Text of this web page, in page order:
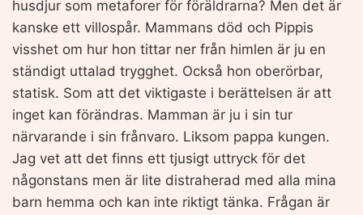
husdjur som metaforer för föräldrarna? Men det är
kanske ett villospår. Mammans död och Pippis
visshet om hur hon tittar ner från himlen är ju en
ständigt uttalad trygghet. Också hon oberörbar,
statisk. Som att det viktigaste i berättelsen är att
inget kan förändras. Mamman är ju i sin tur
närvarande i sin frånvaro. Liksom pappa kungen.
Jag vet att det finns ett tjusigt uttryck för det
någonstans men är lite distraherad med alla mina
barn hemma och kan inte riktigt tänka. Frågan är